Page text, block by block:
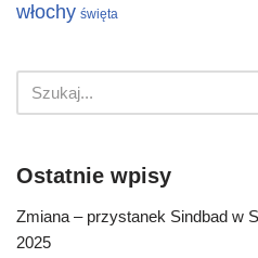
włochy święta
Ostatnie wpisy
Zmiana – przystanek Sindbad w
2025